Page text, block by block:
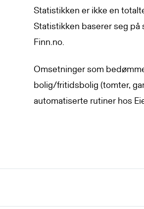
Statistikken er ikke en
Statistikken baserer seg på
Finn.no.
Omsetninger som
bolig/fritidsbolig (tomter,
automatiserte rutiner hos